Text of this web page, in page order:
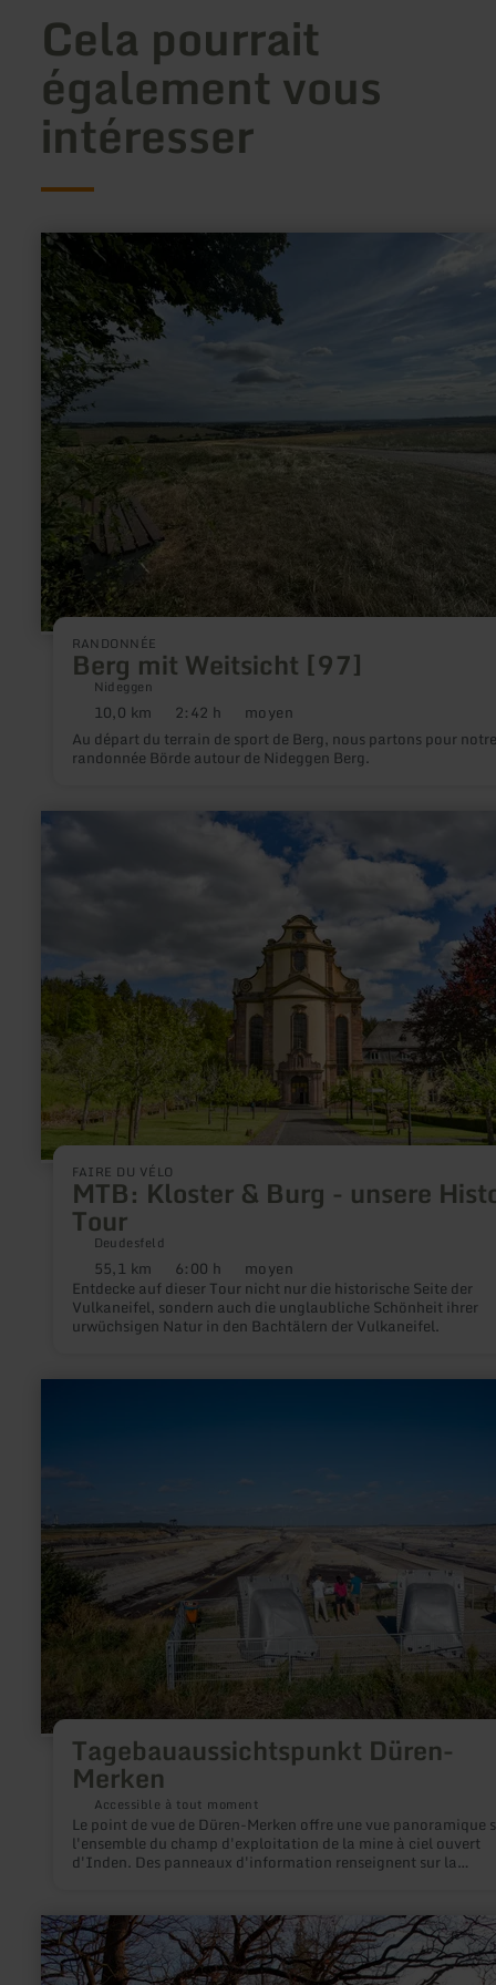
Cela pourrait
également vous
intéresser
RANDONNÉE
Berg mit Weitsicht [97]
Nideggen
Distance
:
10,0 km Durée
:
2:42 h Difficulté
:
moyen
Au départ du terrain de sport de Berg, nous partons pour notre
randonnée Börde autour de Nideggen Berg.
en
savoir
plus
sur
:
Berg
mit
Weitsicht
[97]
FAIRE DU VÉLO
MTB: Kloster & Burg - unsere
Tour
Deudesfeld
Distance
:
55,1 km Durée
:
6:00 h Difficulté
:
moyen
Entdecke auf dieser Tour nicht nur die historische Seite der
Vulkaneifel, sondern auch die unglaubliche Schönheit ihrer
urwüchsigen Natur in den Bachtälern der Vulkaneifel.
-
History-
Tour
Tagebauaussichtspunkt Düren-
Merken
Accessible à tout moment
Le point de vue de Düren-Merken offre une vue panoramique
l'ensemble du champ d'exploitation de la mine à ciel ouvert
d'Inden. Des panneaux d'information renseignent sur la
en
savoir
plus
sur